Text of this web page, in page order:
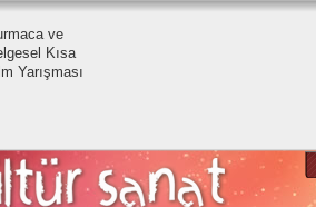
ve
Kısa
Yarışması